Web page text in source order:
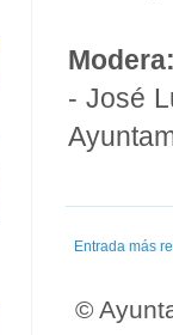
- José
Entrada más
©